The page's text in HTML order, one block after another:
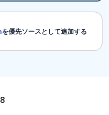
を優先ソースとして追加する